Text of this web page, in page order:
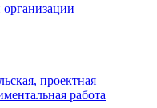
организации
проектная
работа